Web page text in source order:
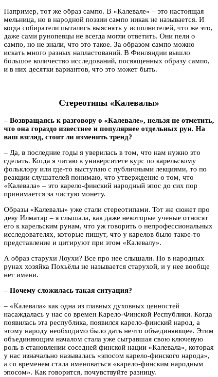
Например, тот же образ сампо. В «Калевале» – это настоящая
мельница, но в народной поэзии сампо никак не называется. И
когда собиратели пытались выяснять у исполнителей, что же это,
даже сами рунопевцы не всегда могли ответить. Они пели о
сампо, но не знали, что это такое. За образом сампо можно
искать много разных напластований. В Финляндии вышло
большое количество исследований, посвященных образу сампо,
и в них десятки вариантов, что это может быть.
Стереотипы «Калевалы»
– Возвращаясь к разговору о «Калевале», нельзя не отметить,
что она гораздо известнее и популярнее отдельных рун. На
ваш взгляд, стоит ли изменить тренд?
– Да, в последние годы я уверилась в том, что нам нужно это
сделать. Когда я читаю в университете курс по карельскому
фольклору или где-то выступаю с публичными лекциями, то по
реакции слушателей понимаю, что утверждение о том, что
«Калевала» – это карело-финский народный эпос до сих пор
принимается за чистую монету.
Образы «Калевалы» уже стали стереотипами. Тот же сюжет про
деву Илматар – я слышала, как даже некоторые ученые относят
его к карельским рунам, что уж говорить о непрофессиональных
исследователях, которые пишут, что у карелов было такое-то
представление и цитируют при этом «Калевалу».
А образ старухи Лоухи? Все про нее слышали. Но в народных
рунах хозяйка Похьёлы не называется старухой, и у нее вообще
нет имени.
– Почему сложилась такая ситуация?
– «Калевала» как одна из главных духовных ценностей
насаждалась у нас со времен Карело-Финской Республики. Когда
появилась эта республика, появился карело-финский народ, а
этому народу необходимо было дать нечто объединяющее. Этим
объединяющим началом стала уже сыгравшая свою ключевую
роль в становлении соседней финской нации «Калевала», которая
у нас изначально называлась «эпосом карело-финского народа»,
а со временем стала именоваться «карело-финским народным
эпосом». Как говорится, почувствуйте разницу.